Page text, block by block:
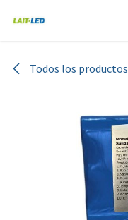
Todos los productos